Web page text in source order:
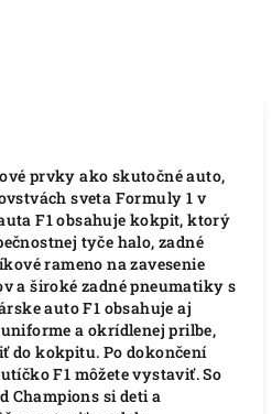
prvky ako skutočné auto,
sveta Formuly 1 v
F1 obsahuje kokpit, ktorý
tyče halo, zadné
rameno na zavesenie
a široké zadné pneumatiky s
auto F1 obsahuje aj
a okrídlenej prilbe,
do kokpitu. Po dokončení
F1 môžete vystaviť. So
Champions si deti a